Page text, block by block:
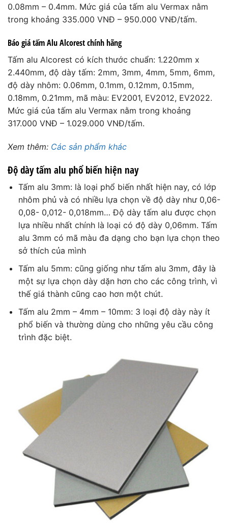
0.08mm – 0.4mm. Mức giá của tấm alu Vermax nằm
trong khoảng 335.000 VNĐ – 950.000 VNĐ/tấm.
Báo giá tấm Alu Alcorest chính hãng
Tấm alu Alcorest có kích thước chuẩn: 1.220mm x
2.440mm, độ dày tấm: 2mm, 3mm, 4mm, 5mm, 6mm,
độ dày nhôm: 0.06mm, 0.1mm, 0.12mm, 0.15mm,
0.18mm, 0.21mm, mã màu: EV2001, EV2012, EV2022.
Mức giá của tấm alu Vermax nằm trong khoảng
317.000 VNĐ – 1.029.000 VNĐ/tấm.
Xem thêm: Các sản phẩm khác
Độ dày tấm alu phổ biến hiện nay
Tấm alu 3mm: là loại phổ biến nhất hiện nay, có lớp
nhôm phủ và có nhiều lựa chọn về độ dày như 0,06-
0,08- 0,012- 0,018mm… Độ dày tấm alu được chọn
lựa nhiều nhất chính là loại có độ dày 0,06mm. Tấm
alu 3mm có mã màu đa dạng cho bạn lựa chọn theo
sở thích của mình
Tấm alu 5mm: cũng giống như tấm alu 3mm, đây là
một sự lựa chọn dày dặn hơn cho các công trình, vì
thế giá thành cũng cao hơn một chút.
Tấm alu 2mm – 4mm – 10mm: 3 loại độ dày này ít
phổ biến và thường dùng cho những yêu cầu công
trình đặc biệt.